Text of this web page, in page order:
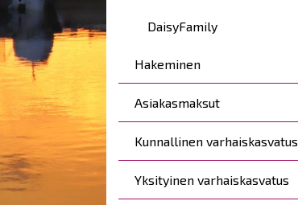
DaisyFamily
Hakeminen
Asiakasmaksut
Kunnallinen varhaiskasvatus
Yksityinen varhaiskasvatus